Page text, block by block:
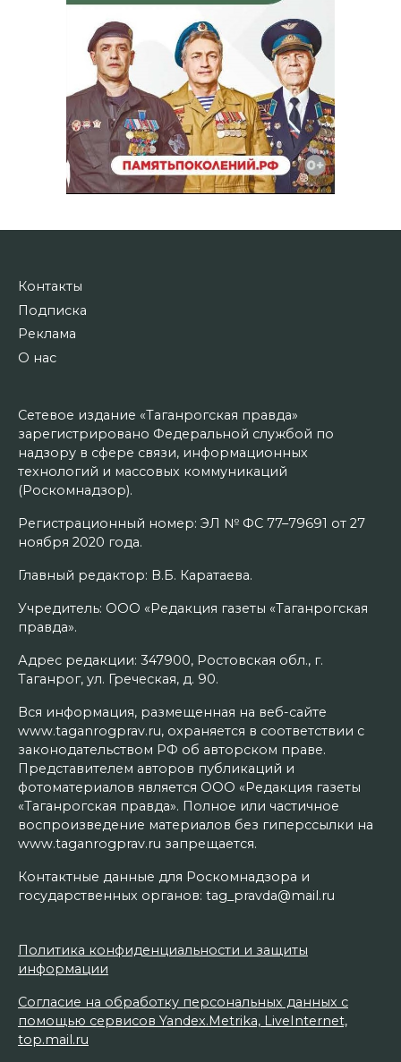
Контакты
Подписка
Реклама
О нас
Сетевое издание «Таганрогская правда»
зарегистрировано Федеральной службой по
надзору в сфере связи, информационных
технологий и массовых коммуникаций
(Роскомнадзор).
Регистрационный номер: ЭЛ № ФС 77–79691 от 27
ноября 2020 года.
Главный редактор: В.Б. Каратаева.
Учредитель: ООО «Редакция газеты «Таганрогская
правда».
Адрес редакции: 347900, Ростовская обл., г.
Таганрог, ул. Греческая, д. 90.
Вся информация, размещенная на веб-сайте
www.taganrogprav.ru, охраняется в соответствии с
законодательством РФ об авторском праве.
Представителем авторов публикаций и
фотоматериалов является ООО «Редакция газеты
«Таганрогская правда». Полное или частичное
воспроизведение материалов без гиперссылки на
www.taganrogprav.ru запрещается.
Контактные данные для Роскомнадзора и
государственных органов: tag_pravda@mail.ru
Политика конфиденциальности и защиты
информации
Согласие на обработку персональных данных с
помощью сервисов Yandex.Metrika, LiveInternet,
top.mail.ru